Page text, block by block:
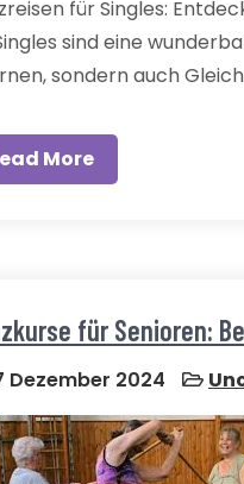
für Singles:
sind eine
sondern auch
More
für Senioren:
Dezember 2024